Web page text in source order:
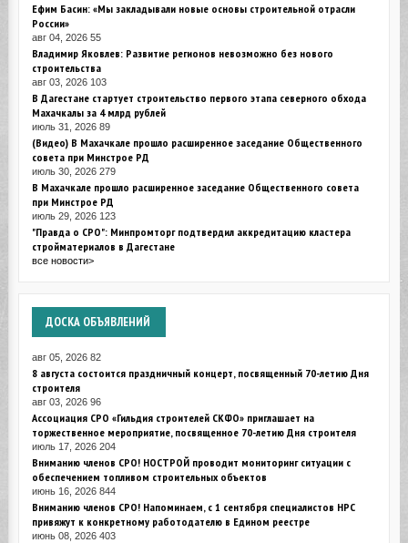
Ефим Басин: «Мы закладывали новые основы строительной отрасли
России»
авг 04, 2026 55
Владимир Яковлев: Развитие регионов невозможно без нового
строительства
авг 03, 2026 103
В Дагестане стартует строительство первого этапа северного обхода
Махачкалы за 4 млрд рублей
июль 31, 2026 89
(Видео) В Махачкале прошло расширенное заседание Общественного
совета при Минстрое РД
июль 30, 2026 279
В Махачкале прошло расширенное заседание Общественного совета
при Минстрое РД
июль 29, 2026 123
"Правда о СРО": Минпромторг подтвердил аккредитацию кластера
стройматериалов в Дагестане
все новости>
ДОСКА ОБЪЯВЛЕНИЙ
авг 05, 2026 82
8 августа состоится праздничный концерт, посвященный 70-летию Дня
строителя
авг 03, 2026 96
Ассоциация СРО «Гильдия строителей СКФО» приглашает на
торжественное мероприятие, посвященное 70-летию Дня строителя
июль 17, 2026 204
Вниманию членов СРО! НОСТРОЙ проводит мониторинг ситуации с
обеспечением топливом строительных объектов
июнь 16, 2026 844
Вниманию членов СРО! Напоминаем, с 1 сентября специалистов НРС
привяжут к конкретному работодателю в Едином реестре
июнь 08, 2026 403